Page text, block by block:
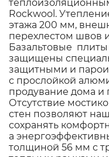
Rockwool.
этажа 200 мм,
перехлестом швов
Базальтовые
защищены
защитными и
с прослойкой
продувание дома и
Отсутствие
стен позволяют
сохранять
а
толщиной 56 мм с